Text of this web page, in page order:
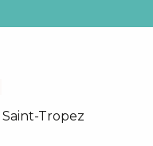
Tropez